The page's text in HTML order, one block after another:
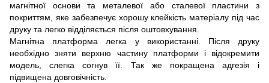
магнітної основи та металевої або сталевої пластини з
покриттям, яке забезпечує хорошу клейкість матеріалу під час
друку та легко відділяється після оштовхування.
Магнітна платформа легка у використанні. Після друку
необхідно зняти верхню частину платформи і відокремити
модель, слегка согнув її. Так же покращена адгезія і
підвищена довговічність.